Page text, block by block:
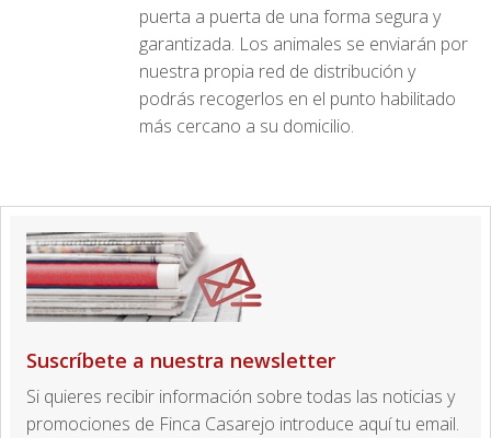
puerta a puerta de una forma segura y
garantizada. Los animales se enviarán por
nuestra propia red de distribución y
podrás recogerlos en el punto habilitado
más cercano a su domicilio.
Suscríbete a nuestra newsletter
Si quieres recibir información sobre todas las noticias y
promociones de Finca Casarejo introduce aquí tu email.